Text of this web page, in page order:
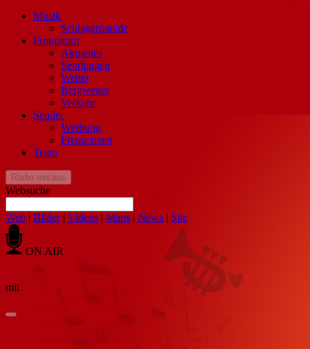
Musik
Schlagerparade
Programm
Aktuelles
Sendungen
Wetter
Bergwetter
Verkehr
Sender
Werbung
Frequenzen
Team
Radio ein/aus
Websuche
Web | Bilder| Videos | Maps | News | Site
ON AIR
mit